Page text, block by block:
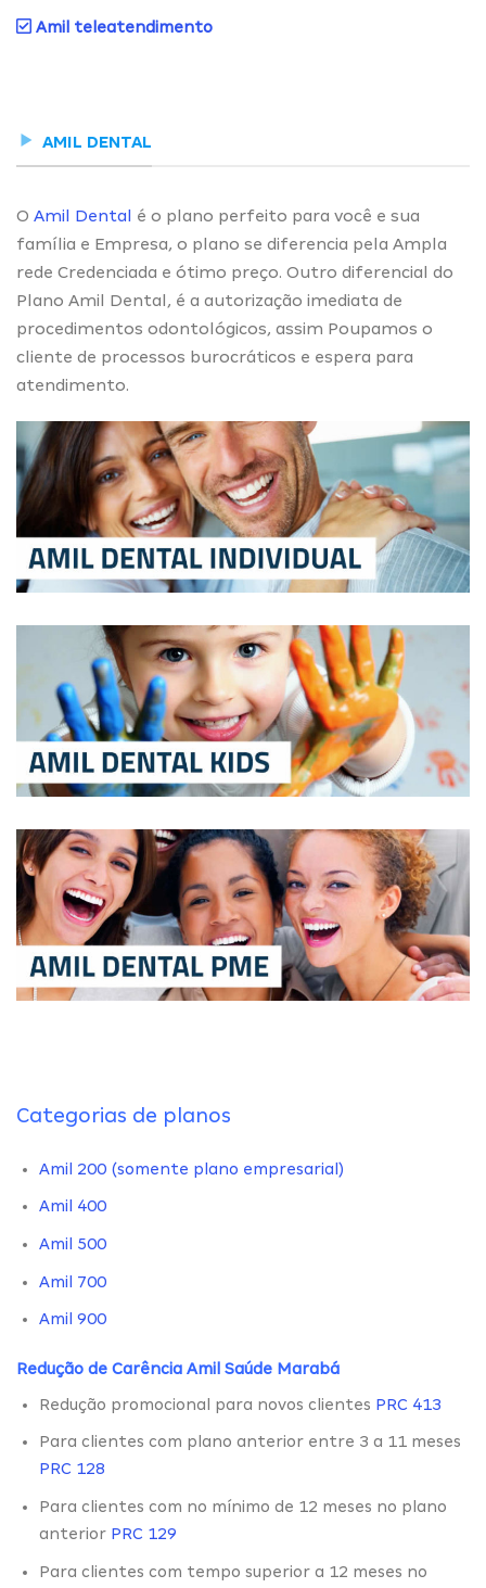
Amil teleatendimento
AMIL DENTAL
O Amil Dental é o plano perfeito para você e sua
família e Empresa, o plano se diferencia pela Ampla
rede Credenciada e ótimo preço. Outro diferencial do
Plano Amil Dental, é a autorização imediata de
procedimentos odontológicos, assim Poupamos o
cliente de processos burocráticos e espera para
atendimento.
Categorias de planos
Amil 200 (somente plano empresarial)
Amil 400
Amil 500
Amil 700
Amil 900
Redução de Carência Amil Saúde Marabá
Redução promocional para novos clientes PRC 413
Para clientes com plano anterior entre 3 a 11 meses
PRC 128
Para clientes com no mínimo de 12 meses no plano
anterior PRC 129
Para clientes com tempo superior a 12 meses no